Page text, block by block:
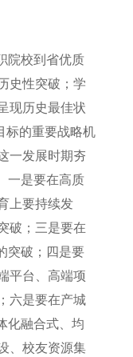
院校到省优质
史性突破；学
现历史最佳状
标的重要战略机
一发展时期夯
一是要在高质
上要持续发
破；三是要在
突破；四是要
平台、高端项
六是要在产城
化融合式、均
、校友资源集